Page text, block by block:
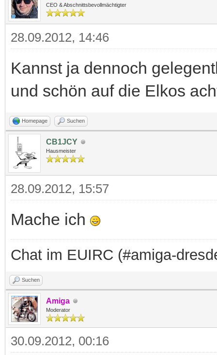
CEO & Abschnittsbevollmächtigter
28.09.2012, 14:46
Kannst ja dennoch
und schön auf die Elkos
Homepage Suchen
CB1JCY
Hausmeister
28.09.2012, 15:57
Mache ich
Chat im EUIRC (#amiga-
Suchen
Amiga
Moderator
30.09.2012, 00:16